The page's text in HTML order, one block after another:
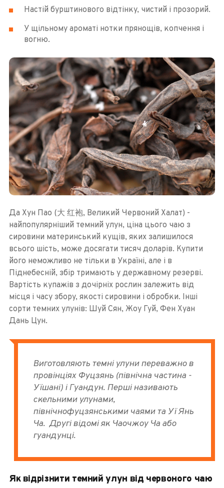
Настій бурштинового відтінку, чистий і прозорий.
У щільному ароматі нотки прянощів, копчення і
вогню.
Да Хун Пао (大 红袍, Великий Червоний Халат) -
найпопулярніший темний улун, ціна цього чаю з
сировини материнський кущів, яких залишилося
всього шість, може досягати тисяч доларів. Купити
його неможливо не тільки в Україні, але і в
Піднебесній, збір тримають у державному резерві.
Вартість купажів з дочірніх рослин залежить від
місця і часу збору, якості сировини і обробки. Інші
сорти темних улунів: Шуй Сян, Жоу Гуй, Фен Хуан
Дань Цун.
Виготовляють темні улуни переважно в
провінціях Фуцзянь (північна частина -
Уїшані) і Гуандун. Перші називають
скельними улунами,
північнофуцзянськими чаями та Уї Янь
Ча. Другі відомі як Чаочжоу Ча або
гуандунці.
Як відрізнити темний улун від червоного чаю